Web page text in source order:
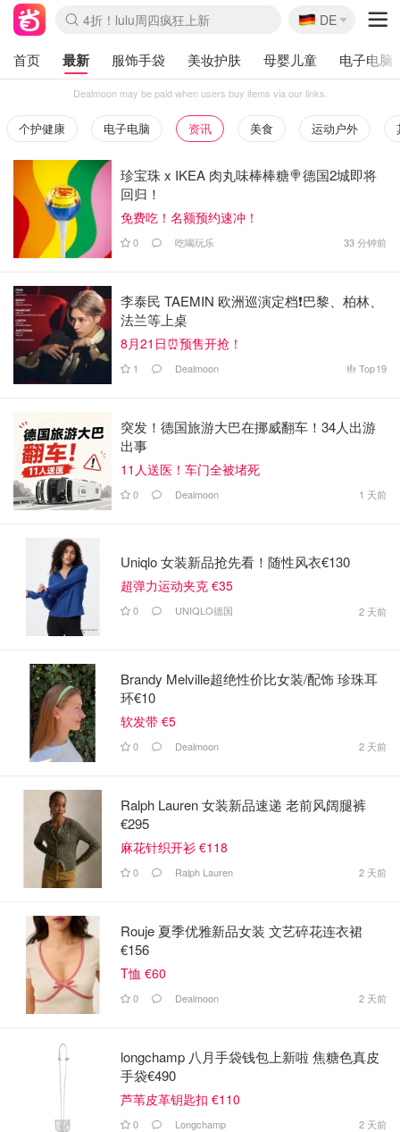
4折！lulu周四疯狂上新
🇩🇪
DE
首页 最新 服饰手袋 美妆护肤 母婴儿童 电子电脑
Dealmoon may be paid when users buy items via our links.
个护健康 电子电脑 资讯 美食 运动户外
珍宝珠 x IKEA 肉丸味棒棒糖🍭德国2城即将
回归！
免费吃！名额预约速冲！
0 吃喝玩乐 33 分钟前
李泰民 TAEMIN 欧洲巡演定档❗️巴黎、柏林、
法兰等上桌
8月21日⏰预售开抢！
1 Dealmoon Top19
突发！德国旅游大巴在挪威翻车！34人出游
出事
11人送医！车门全被堵死
0 Dealmoon 1 天前
Uniqlo 女装新品抢先看！随性风衣€130
超弹力运动夹克 €35
0 UNIQLO德国 2 天前
Brandy Melville超绝性价比女装/配饰 珍珠耳
环€10
软发带 €5
0 Dealmoon 2 天前
Ralph Lauren 女装新品速递 老前风阔腿裤
€295
麻花针织开衫 €118
0 Ralph Lauren 2 天前
Rouje 夏季优雅新品女装 文艺碎花连衣裙
€156
T恤 €60
0 Dealmoon 2 天前
longchamp 八月手袋钱包上新啦 焦糖色真皮
手袋€490
芦苇皮革钥匙扣 €110
0 Longchamp 2 天前